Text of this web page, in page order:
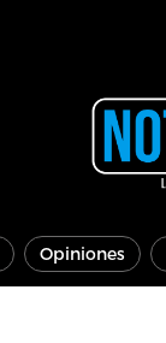
Opiniones